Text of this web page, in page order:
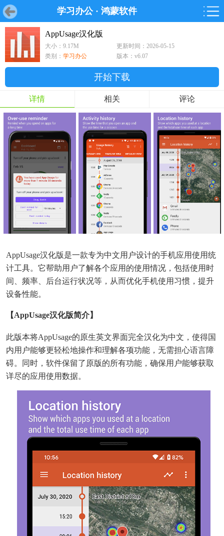
学习办公· 鸿蒙软件
首页 游戏 软件
游戏 软件 鸿蒙
游戏
鸿蒙
软件
专题
AppUsage汉化版
大小：9.17M
更新时间：2026-05-15
类别： 学习办公 版本：v6.07
开始下载
详情 相关 评论
AppUsage汉化版是一款专为中文用户设计的手机应用使用统
计工具。它帮助用户了解各个应用的使用情况，包括使用时
间、频率、后台运行状况等，从而优化手机使用习惯，提升
设备性能。
【AppUsage汉化版简介】
此版本将AppUsage的原生英文界面完全汉化为中文，使得国
内用户能够更轻松地操作和理解各项功能，无需担心语言障
碍。同时，软件保留了原版的所有功能，确保用户能够获取
详尽的应用使用数据。